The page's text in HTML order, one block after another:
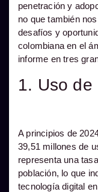
penetración y
no que también
desafíos y
colombiana en el
informe en tres
1. Uso de
A principios de
39,51 millones de
representa una
población, lo que
tecnología digital